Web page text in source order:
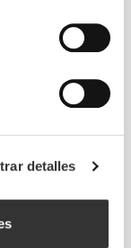
detalles
laboratorio.
y es
te mantiene
ES TU